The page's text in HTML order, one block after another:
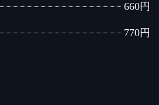
660円
770円